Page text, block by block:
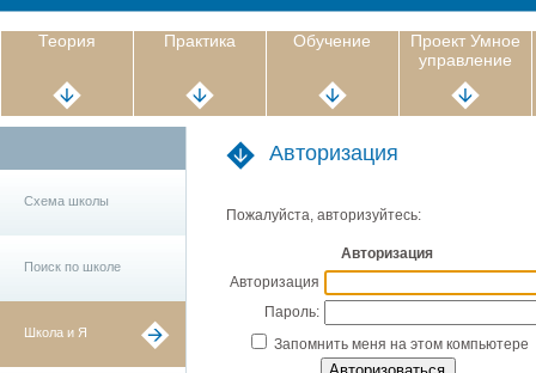
Теория Практика Обучение
Проект Умное
управление
Схема школы
Поиск по школе
Школа и Я
Авторизация
Пожалуйста, авторизуйтесь:
Авторизация
Авторизация
Пароль:
Запомнить меня на этом компьютере